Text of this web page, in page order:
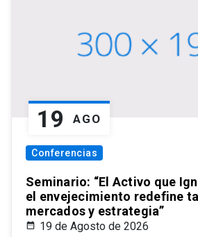
19 AGO
Conferencias
Seminario: “El Activo que
el envejecimiento redefine
mercados y estrategia”
19 de Agosto de 2026